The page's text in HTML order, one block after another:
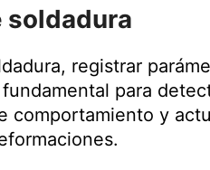
soldadura
registrar
para
y